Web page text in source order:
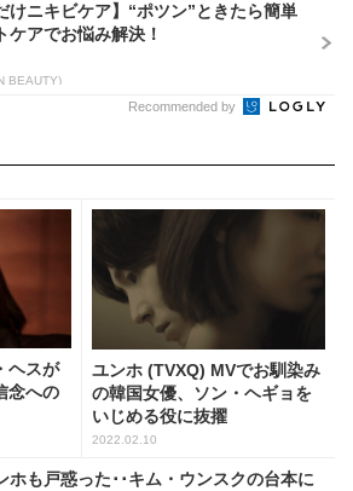
けニキビケア】“ポツン”ときたら簡単
ケアでお悩み解決！
BEAUTY)
Recommended by
ヘスが
念への
ユンホ (TVXQ) MVでお馴染み
の韓国女優、ソン・ヘギョを
いじめる役に抜擢
2022.02.10
ホも戸惑った･･キム・ウンスクの台本に